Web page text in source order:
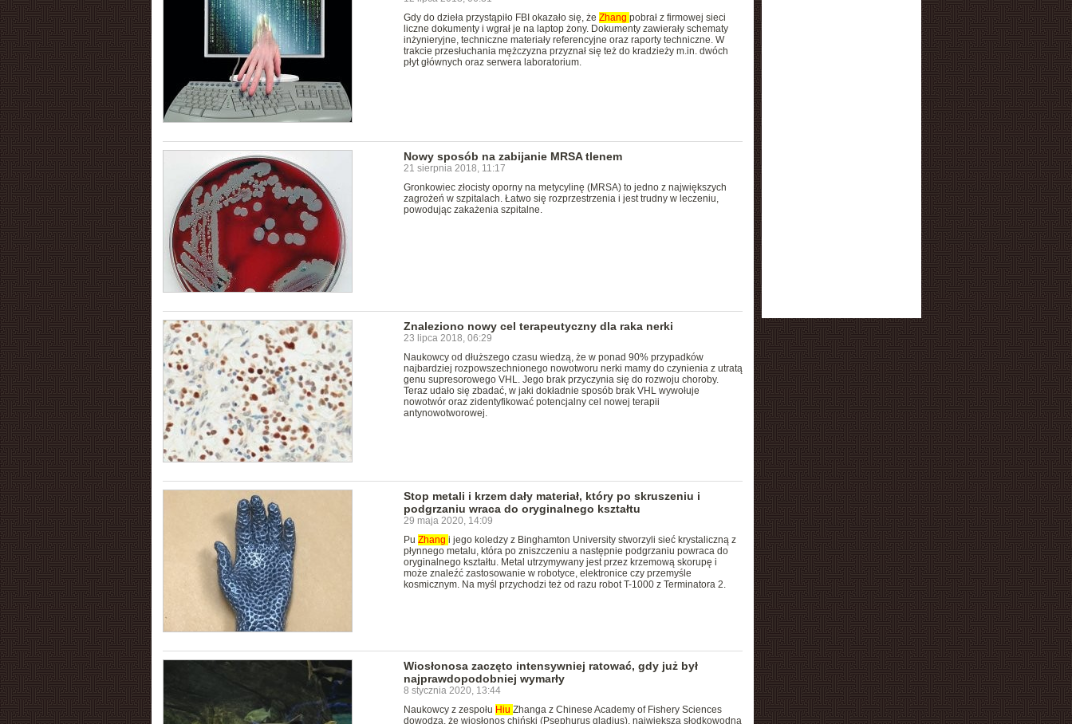
Gdy do dzieła przystąpiło FBI okazało się, że Zhang pobrał z firmowej sieci
liczne dokumenty i wgrał je na laptop żony. Dokumenty zawierały schematy
inżynieryjne, techniczne materiały referencyjne oraz raporty techniczne. W
trakcie przesłuchania mężczyzna przyznał się też do kradzieży m.in. dwóch
płyt głównych oraz serwera laboratorium.
Nowy sposób na zabijanie MRSA tlenem
21 sierpnia 2018, 11:17
Gronkowiec złocisty oporny na metycylinę (MRSA) to jedno z największych
zagrożeń w szpitalach. Łatwo się rozprzestrzenia i jest trudny w leczeniu,
powodując zakażenia szpitalne.
Znaleziono nowy cel terapeutyczny dla raka nerki
23 lipca 2018, 06:29
Naukowcy od dłuższego czasu wiedzą, że w ponad 90% przypadków
najbardziej rozpowszechnionego nowotworu nerki mamy do czynienia z utratą
genu supresorowego VHL. Jego brak przyczynia się do rozwoju choroby.
Teraz udało się zbadać, w jaki dokładnie sposób brak VHL wywołuje
nowotwór oraz zidentyfikować potencjalny cel nowej terapii
antynowotworowej.
Stop metali i krzem dały materiał, który po skruszeniu i
podgrzaniu wraca do oryginalnego kształtu
29 maja 2020, 14:09
Pu Zhang i jego koledzy z Binghamton University stworzyli sieć krystaliczną z
płynnego metalu, która po zniszczeniu a następnie podgrzaniu powraca do
oryginalnego kształtu. Metal utrzymywany jest przez krzemową skorupę i
może znaleźć zastosowanie w robotyce, elektronice czy przemyśle
kosmicznym. Na myśl przychodzi też od razu robot T-1000 z Terminatora 2.
Wiosłonosa zaczęto intensywniej ratować, gdy już był
najprawdopodobniej wymarły
8 stycznia 2020, 13:44
Naukowcy z zespołu Hiu Zhanga z Chinese Academy of Fishery Sciences
dowodzą, że wiosłonos chiński (Psephurus gladius), największa słodkowodna